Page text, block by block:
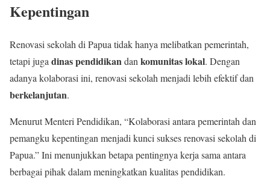
Kepentingan
Renovasi sekolah di Papua tidak hanya melibatkan pemerintah,
tetapi jugadinas pendidikandankomunitas lokal. Dengan
adanya kolaborasi ini, renovasi sekolah menjadi lebih efektif dan
berkelanjutan.
Menurut Menteri Pendidikan, “Kolaborasi antara pemerintah dan
pemangku kepentingan menjadi kunci sukses renovasi sekolah di
Papua.” Ini menunjukkan betapa pentingnya kerja sama antara
berbagai pihak dalam meningkatkan kualitas pendidikan.